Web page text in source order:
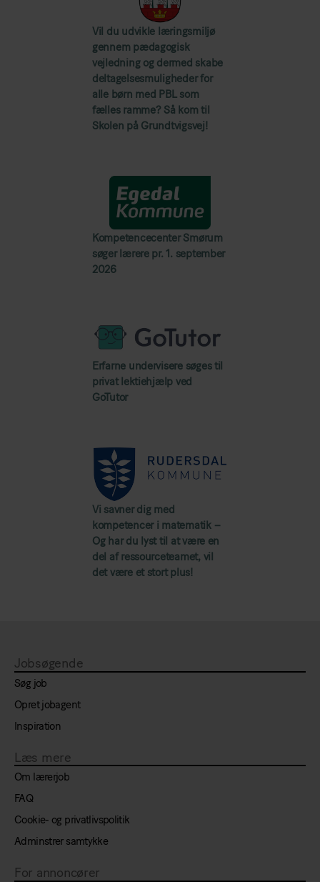
Vil du udvikle læringsmiljø
gennem pædagogisk
vejledning og dermed skabe
deltagelsesmuligheder for
alle børn med PBL som
fælles ramme? Så kom til
Skolen på Grundtvigsvej!
Kompetencecenter Smørum
søger lærere pr. 1. september
2026
Erfarne undervisere søges til
privat lektiehjælp ved
GoTutor
Vi savner dig med
kompetencer i matematik –
Og har du lyst til at være en
del af ressourceteamet, vil
det være et stort plus!
Jobsøgende
Søg job
Opret jobagent
Inspiration
Læs mere
Om lærerjob
FAQ
Cookie- og privatlivspolitik
Adminstrer samtykke
For annoncører